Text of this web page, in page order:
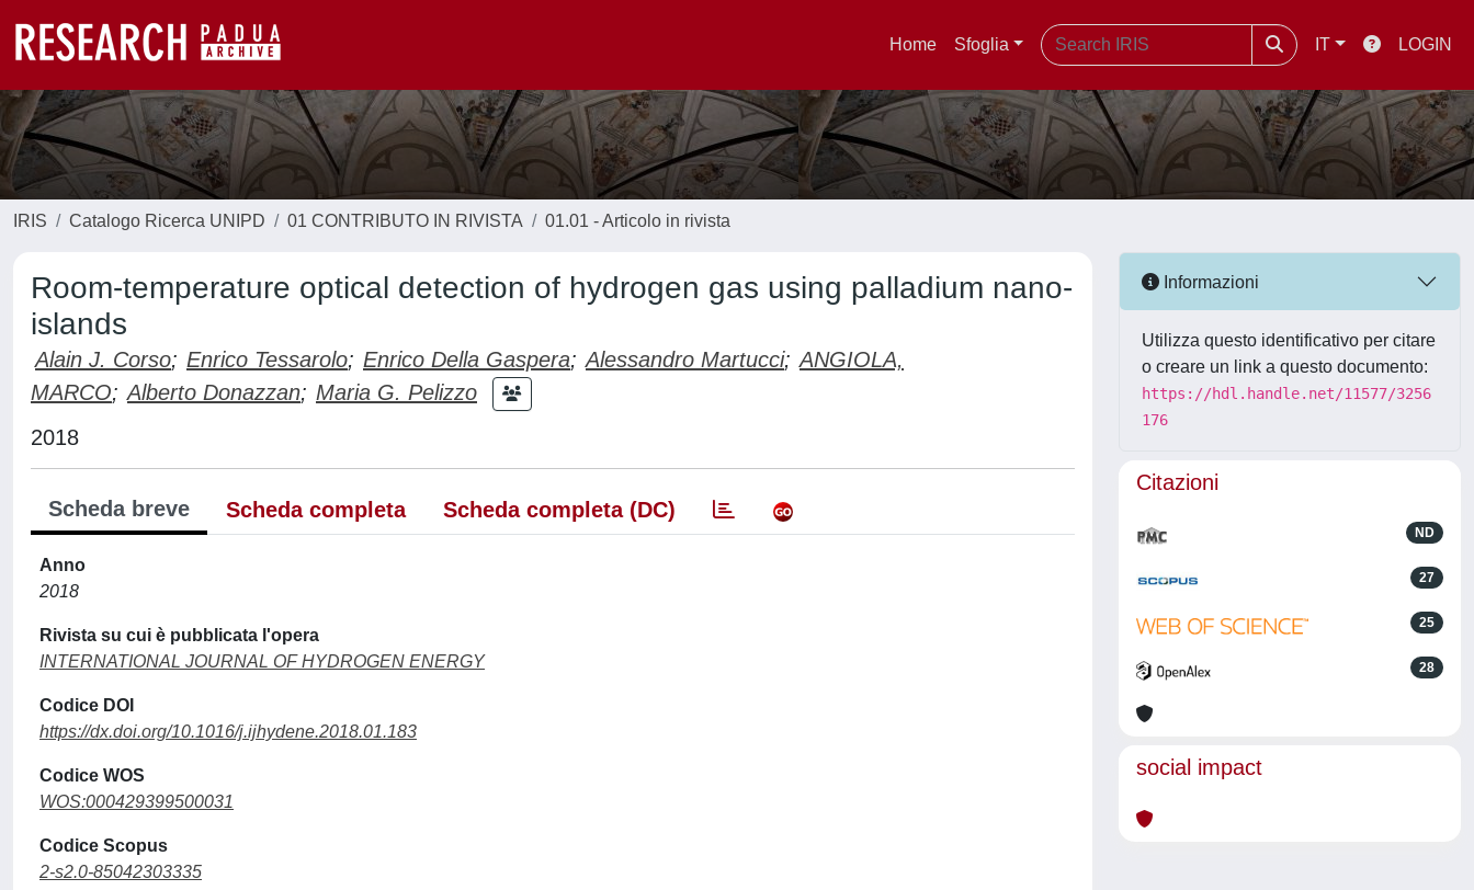
Home Sfoglia IT LOGIN
IRIS Catalogo Ricerca UNIPD 01 CONTRIBUTO IN RIVISTA 01.01 - Articolo in rivista
Room-temperature optical detection of hydrogen gas using palladium nano-
islands
Alain J. Corso; Enrico Tessarolo; Enrico Della Gaspera; Alessandro Martucci; ANGIOLA,
MARCO; Alberto Donazzan; Maria G. Pelizzo
2018
Scheda breve Scheda completa Scheda completa (DC)
Anno
2018
Rivista su cui è pubblicata l'opera
INTERNATIONAL JOURNAL OF HYDROGEN ENERGY
Codice DOI
https://dx.doi.org/10.1016/j.ijhydene.2018.01.183
Codice WOS
WOS:000429399500031
Codice Scopus
2-s2.0-85042303335
Informazioni
Utilizza questo identificativo per citare
o creare un link a questo documento:
https://hdl.handle.net/11577/3256
176
Citazioni
ND
27
25
28
social impact